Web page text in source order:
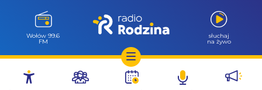
Przejdź
Wołów 99.6
FM
słuchaj
na żywo